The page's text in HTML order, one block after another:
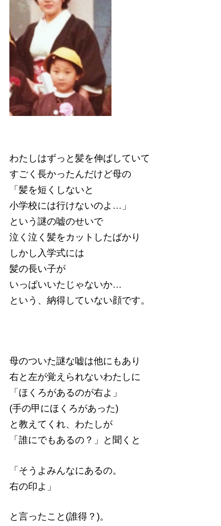
わたしはずっと髪を伸ばしていて
すごく長かったんだけど母の
「髪を短くしないと
小学校には行けないのよ…」
という謎の嘘のせいで
泣く泣く髪をカットしたばかり
しかし入学式には
髪の長い子が
いっぱいいたじゃないか…
という、納得していない顔です。
母のついた謎な嘘は他にもあり
右と左が覚えられないわたしに
「ほくろがあるのが右よ」
(手の甲にほくろがあった)
と教えてくれ、わたしが
「誰にでもあるの？」と聞くと
「そうよみんなにあるの。
右の印よ」
と言ったこと(誰得？)。